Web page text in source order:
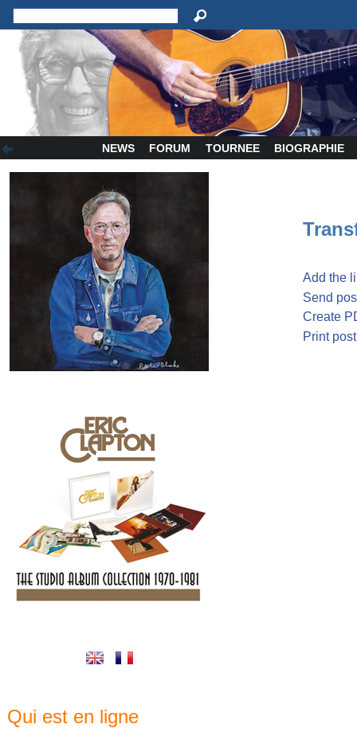
NEWS FORUM TOURNEE BIOGRAPHIE
Qui est en ligne
Add the
Send
Create
Print post